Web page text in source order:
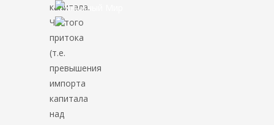
капитала.
Чистого
притока
(т.е.
превышения
импорта
капитала
над